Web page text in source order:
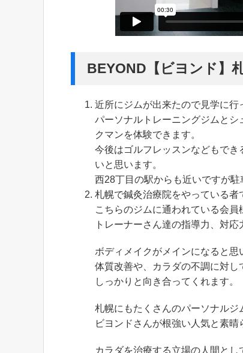
BEYOND【ビヨンド】
近所にジムが出来たので見学に行
パーソナルトレーニングジムと
クマンを体験できます。
今後はゴルフレッスンなどもで
いと思います。
西28丁目の駅からも近いですが駐
札幌で鍼灸治療院をやっている者
こちらのジムに通われている会
トレーナーさん達の指導力、対
ボディメイクがメインになると思
体質改善や、カラダの不調に対し
しっかりと向き合ってくれます。
札幌にもたくさんのパーソナルジ
ビヨンドさんが根強い人気と素晴
カラダを治療する立場の人間とし